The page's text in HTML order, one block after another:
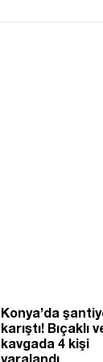
Konya’da
karıştı! Bıçaklı
kavgada 4 kişi
yaralandı